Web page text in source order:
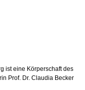
ist eine Körperschaft des
Prof. Dr. Claudia Becker